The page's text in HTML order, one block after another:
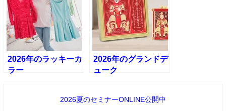
2026年のラッキーカ
ラー
2026年のグランドデ
ューク
2026夏のセミナーONLINE公開中